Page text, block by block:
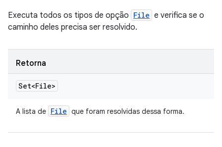
Executa todos os tipos de opção File e verifica se o
caminho deles precisa ser resolvido.
Retorna
Set<File>
A lista de File que foram resolvidas dessa forma.